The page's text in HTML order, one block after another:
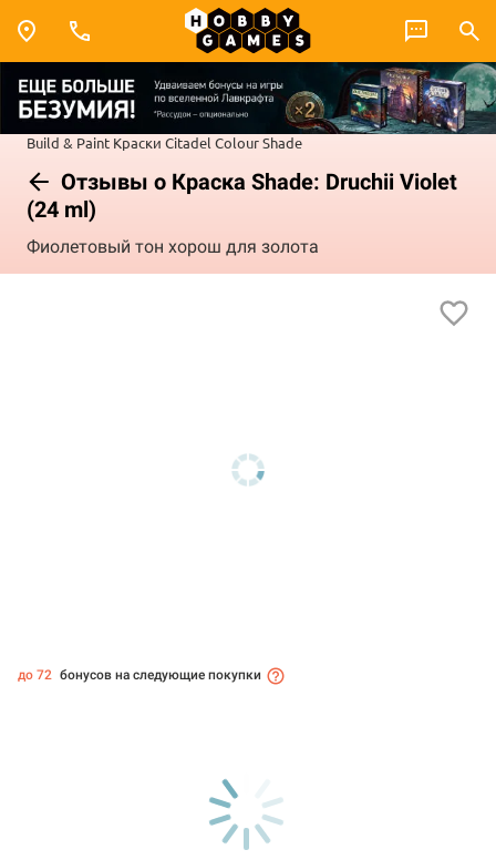
Build & Paint Краски Citadel ColourShade
Отзывы о Краска Shade: Druchii Violet
(24 ml)
Фиолетовый тон хорош для золота
до 72 бонусов на следующие покупки